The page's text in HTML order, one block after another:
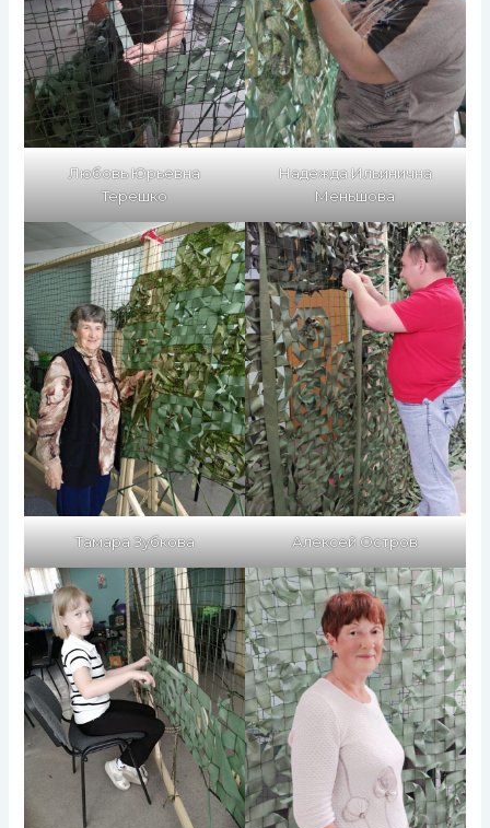
Любовь Юрьевна
Терешко
Надежда Ильинична
Меньшова
Тамара Зубкова Алексей Остров